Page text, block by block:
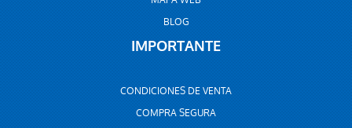
BLOG
IMPORTANTE
CONDICIONES DE VENTA
COMPRA SEGURA